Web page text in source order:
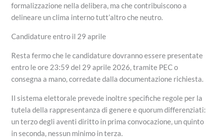
formalizzazione nella delibera, ma che contribuiscono a
delineare un clima interno tutt’altro che neutro.
Candidature entro il 29 aprile
Resta fermo che le candidature dovranno essere presentate
entro le ore 23:59 del 29 aprile 2026, tramite PEC o
consegna a mano, corredate dalla documentazione richiesta.
Il sistema elettorale prevede inoltre specifiche regole per la
tutela della rappresentanza di genere e quorum differenziati:
un terzo degli aventi diritto in prima convocazione, un quinto
in seconda, nessun minimo in terza.